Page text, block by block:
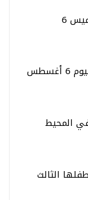
توقعـات الأبراج اليوم الخميس 6
المحيط
الثالث